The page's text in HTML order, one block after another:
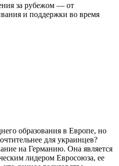
за рубежом — от
и поддержки во время
образования в Европе, но
для украинцев?
на Германию. Она является
лидером Евросоюза, ее